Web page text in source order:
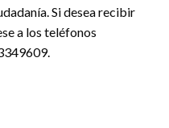
Si desea recibir
a los teléfonos